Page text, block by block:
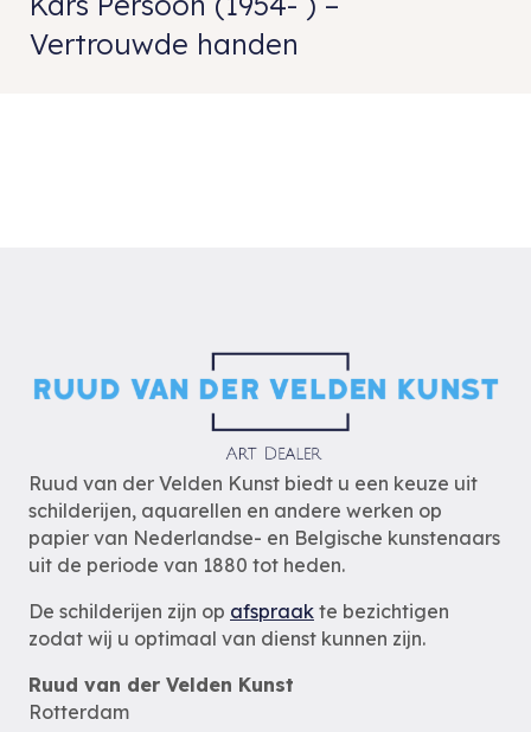
Vertrouwde handen
Ruud van der Velden Kunst biedt u een keuze uit
schilderijen, aquarellen en andere werken op
papier van Nederlandse- en Belgische kunstenaars
uit de periode van 1880 tot heden.
De schilderijen zijn op afspraak te bezichtigen
zodat wij u optimaal van dienst kunnen zijn.
Ruud van der Velden Kunst
Rotterdam